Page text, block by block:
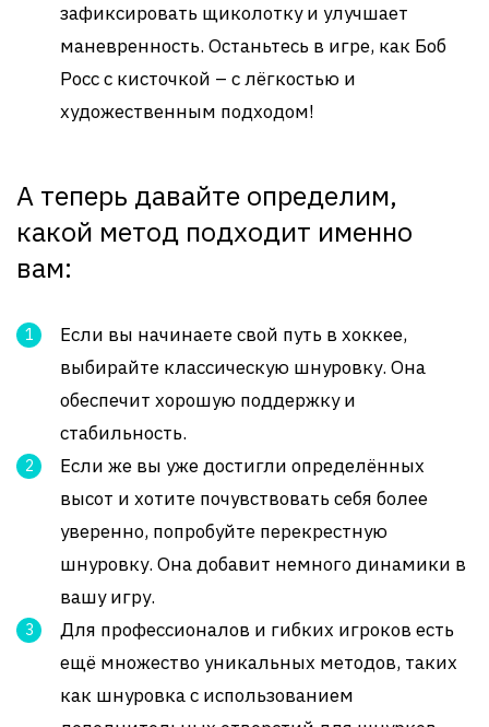
зафиксировать щиколотку и улучшает
маневренность. Останьтесь в игре, как Боб
Росс с кисточкой – с лёгкостью и
художественным подходом!
А теперь давайте определим,
какой метод подходит именно
вам:
Если вы начинаете свой путь в хоккее,
выбирайте классическую шнуровку. Она
обеспечит хорошую поддержку и
стабильность.
Если же вы уже достигли определённых
высот и хотите почувствовать себя более
уверенно, попробуйте перекрестную
шнуровку. Она добавит немного динамики в
вашу игру.
Для профессионалов и гибких игроков есть
ещё множество уникальных методов, таких
как шнуровка с использованием